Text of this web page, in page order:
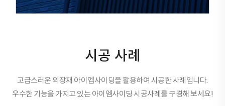
시공 사례
고급스러운 외장재 아이엠사이딩을 활용하여 시공한 사례입니다.
우수한 기능을 가지고 있는 아이엠사이딩 시공사례를 구경해 보세요!